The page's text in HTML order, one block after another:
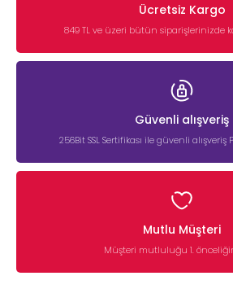
Ücretsiz Kargo
849 TL ve üzeri bütün siparişlerinizde
Güvenli alışveriş
256Bit SSL Sertifikası ile güvenli alışveriş
Mutlu Müşteri
Müşteri mutluluğu 1.